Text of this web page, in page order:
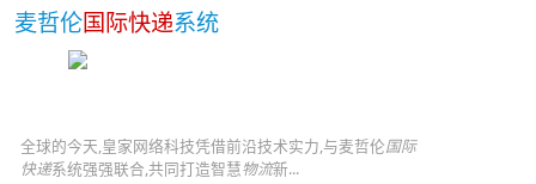
麦哲伦国际快递系统
全球的今天,皇家网络科技凭借前沿技术实力,与麦哲伦国际
快递系统强强联合,共同打造智慧物流新...